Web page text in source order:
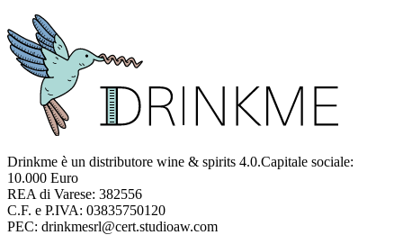
Drinkme è un distributore wine & spirits 4.0.Capitale sociale:
10.000 Euro
REA di Varese: 382556
C.F. e P.IVA: 03835750120
PEC: drinkmesrl@cert.studioaw.com